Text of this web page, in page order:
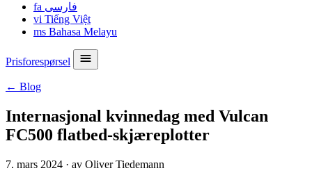
fa فارسی
vi Tiếng Việt
ms Bahasa Melayu
Prisforespørsel
← Blog
Internasjonal kvinnedag med Vulcan
FC500 flatbed-skjæreplotter
7. mars 2024 · av Oliver Tiedemann